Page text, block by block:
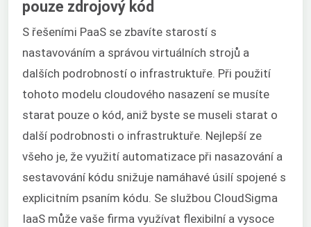
pouze zdrojový kód
S řešeními PaaS se zbavíte starostí s
nastavováním a správou virtuálních strojů a
dalších podrobností o infrastruktuře. Při použití
tohoto modelu cloudového nasazení se musíte
starat pouze o kód, aniž byste se museli starat o
další podrobnosti o infrastruktuře. Nejlepší ze
všeho je, že využití automatizace při nasazování a
sestavování kódu snižuje namáhavé úsilí spojené s
explicitním psaním kódu. Se službou CloudSigma
IaaS může vaše firma využívat flexibilní a vysoce